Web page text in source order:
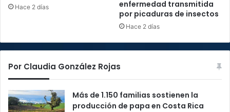
Hace 2 días
enfermedad transmitida
por picaduras de insectos
Hace 2 días
Por Claudia González Rojas
Más de 1.150 familias sostienen la
producción de papa en Costa Rica